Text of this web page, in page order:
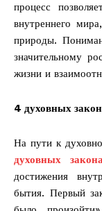
процесс
внутреннего
природы.
значительному
жизни и
4 духовных
На пути к
духовных
достижения
бытия. Первый